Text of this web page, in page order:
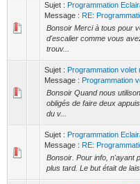
Sujet : Programmation
Message : RE:
Bonsoir Merci à tous pour
d'escalier comme vous
trouv...
Sujet : Programmation volet
Message : Programmation
Bonsoir Quand nous
obligés de faire deux
du v...
Sujet : Programmation
Message : RE:
Bonsoir. Pour info, n'ayant
plus tard. Le but était de